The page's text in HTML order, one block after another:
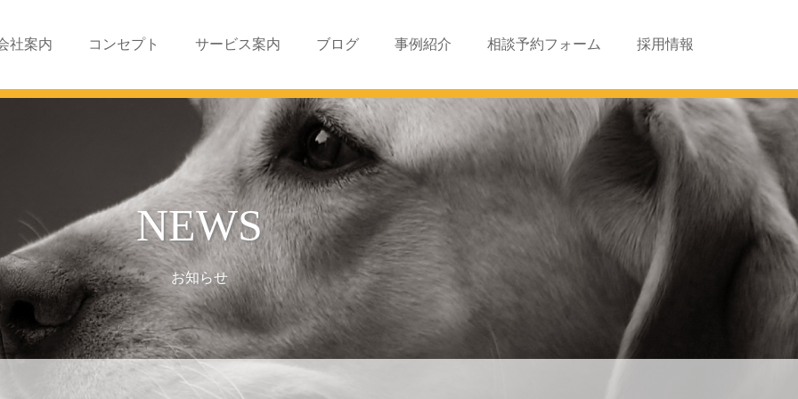
社案内 コンセプト サービス案内 ブログ 事例紹介 相談予約フォーム 採用情報
NEWS
お知らせ